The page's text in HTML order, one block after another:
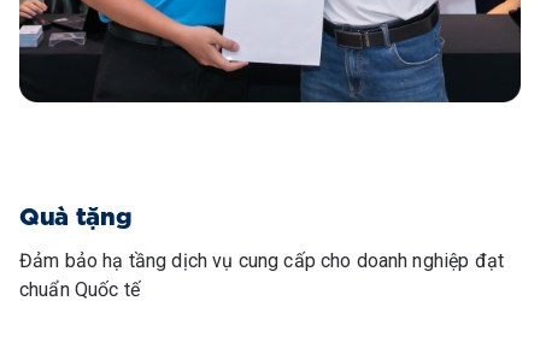
Quà tặng
Đảm bảo hạ tầng dịch vụ cung cấp cho doanh nghiệp đạt
chuẩn Quốc tế